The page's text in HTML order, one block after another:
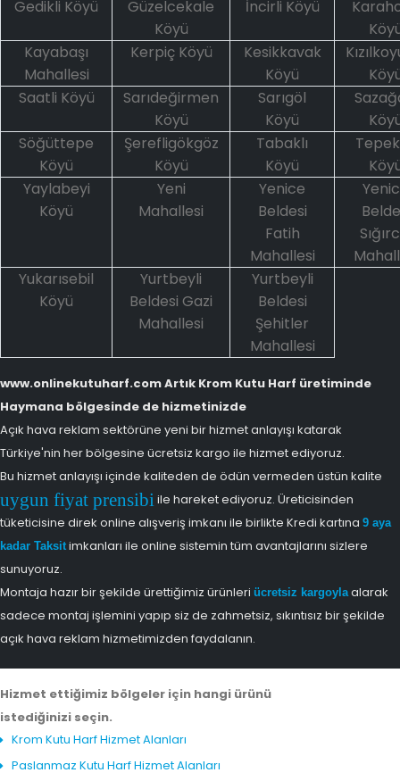
Gedikli Köyü
Güzelcekale
Köyü
İncirli Köyü
Kayabaşı
Mahallesi
Kerpiç Köyü
Kesikkavak
Köyü
Saatli Köyü
Sarıdeğirmen
Köyü
Sarıgöl
Köyü
Söğüttepe
Köyü
Şerefligökgöz
Köyü
Tabaklı
Köyü
Yaylabeyi
Köyü
Yeni
Mahallesi
Yenice
Beldesi
Fatih
Mahallesi
Yukarısebil
Köyü
Yurtbeyli
Beldesi Gazi
Mahallesi
Yurtbeyli
Beldesi
Şehitler
Mahallesi
www.onlinekutuharf.com Artık Krom Kutu Harf üretiminde
Haymana bölgesinde de hizmetinizde
Açık hava reklam sektörüne yeni bir hizmet anlayışı katarak
Türkiye'nin her bölgesine ücretsiz kargo ile hizmet ediyoruz.
Bu hizmet anlayışı içinde kaliteden de ödün vermeden üstün kalite
uygun fiyat prensibi ile hareket ediyoruz. Üreticisinden
tüketicisine direk online alışveriş imkanı ile birlikte Kredi kartına 9 aya
kadar Taksitimkanları ile online sistemin tüm avantajlarını sizlere
sunuyoruz.
Montaja hazır bir şekilde ürettiğimiz ürünleri ücretsiz kargoylaalarak
sadece montaj işlemini yapıp siz de zahmetsiz, sıkıntısız bir şekilde
açık hava reklam hizmetimizden faydalanın.
Hizmet ettiğimiz bölgeler için hangi ürünü
istediğinizi seçin.
Krom Kutu Harf Hizmet Alanları
Paslanmaz Kutu Harf Hizmet Alanları